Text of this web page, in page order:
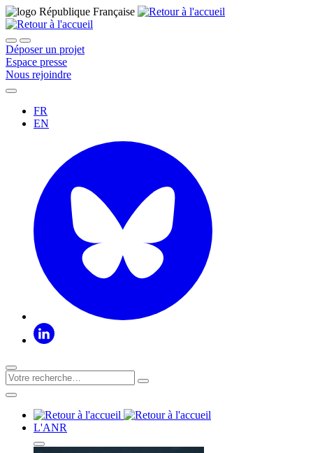
Déposer un projet
Espace presse
Nous rejoindre
FR
EN
L'ANR